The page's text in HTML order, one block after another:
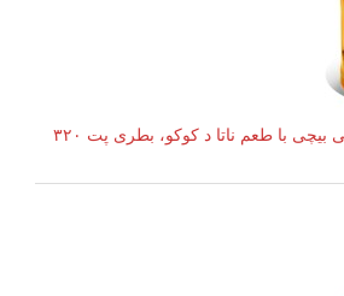
نوشیدنی انبه ریتا بیچی بیچی با طعم ناتا د کوکو، بطری پت ۳۲۰